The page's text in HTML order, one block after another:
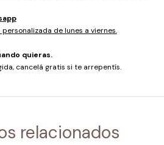
de lunes a viernes.
quieras.
cancelá gratis si te arrepentís.
relacionados